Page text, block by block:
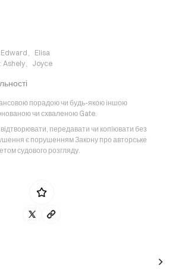
、Elisa
Ashely、Joyce
порадою чи будь-якою іншою
чи схваленою Gate.
передавати чи копіювати без
є порушенням Закону про авторське
судового розгляду.